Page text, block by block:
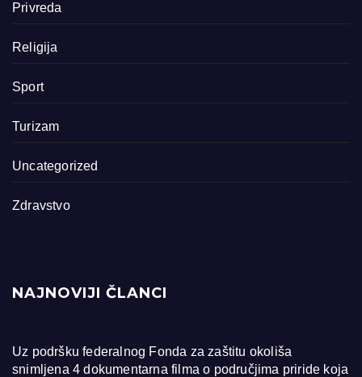
Privreda
Religija
Sport
Turizam
Uncategorized
Zdravstvo
NAJNOVIJI ČLANCI
Uz podršku federalnog Fonda za zaštitu okoliša
snimljena 4 dokumentarna filma o područjima priride koja